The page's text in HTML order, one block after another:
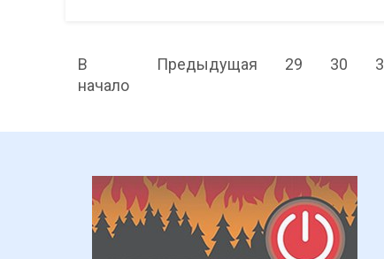
В
начало
Предыдущая 29 30